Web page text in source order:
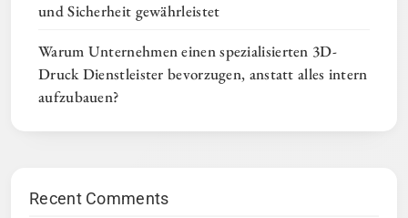
und Sicherheit gewährleistet
Warum Unternehmen einen spezialisierten 3D-
Druck Dienstleister bevorzugen, anstatt alles intern
aufzubauen?
Recent Comments